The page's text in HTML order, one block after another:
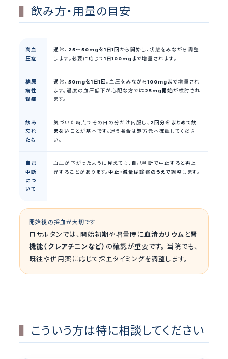
飲み方・用量の目安
高血
圧症
通常、 25〜50mgを1日1回 から開始し、状態をみながら調整
します。必要に応じて1日100mgまで増量されます。
糖尿
病性
腎症
通常、 50mgを1日1回。血圧をみながら100mgまで増量され
ます。過度の血圧低下が心配な方では 25mg開始が検討され
ます。
飲み
忘れ
たら
気づいた時点でその日の分だけ内服し、 2回分をまとめて飲
まない ことが基本です。迷う場合は処方元へ確認してくださ
い。
自己
中断
につ
いて
血圧が下がったように見えても、自己判断で中止すると再上
昇することがあります。中止・減量は診察のうえで調整します。
開始後の採血が大切です
ロサルタンでは、開始初期や増量時に血清カリウム と腎
機能（クレアチニンなど） の確認が重要です。 当院でも、
既往や併用薬に応じて採血タイミングを調整します。
こういう方は特に相談してください